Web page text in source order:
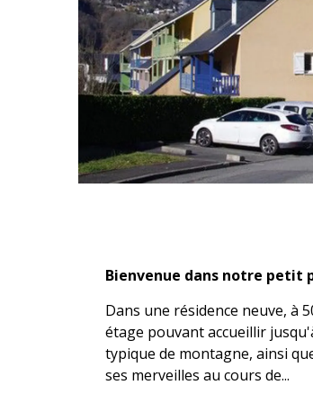
Bienvenue dans notre petit
Dans une résidence neuve, à
étage pouvant accueillir
typique de montagne, ainsi
ses merveilles au cours de...